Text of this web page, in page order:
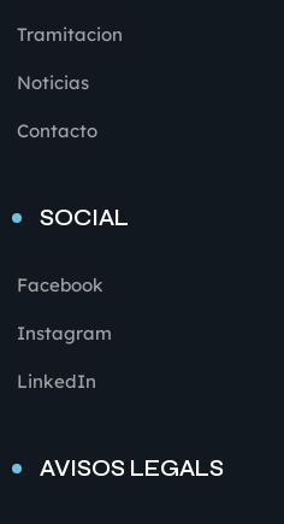
Tramitacion
Noticias
Contacto
SOCIAL
Facebook
Instagram
LinkedIn
AVISOS LEGALS